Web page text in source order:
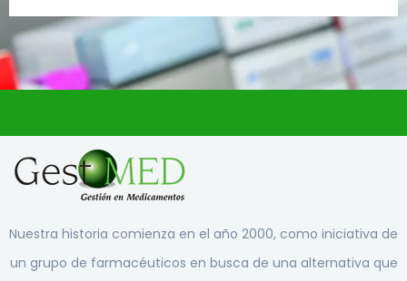
Nuestra historia comienza en el año 2000, como iniciativa de
un grupo de farmacéuticos en busca de una alternativa que